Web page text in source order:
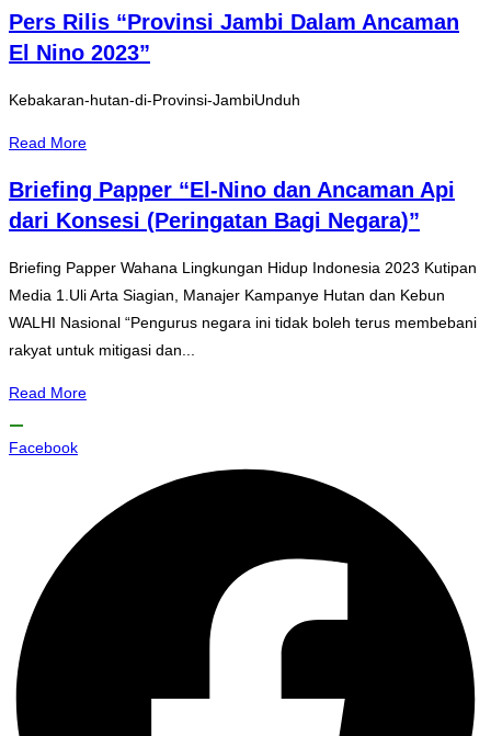
Pers Rilis “Provinsi Jambi Dalam Ancaman
El Nino 2023”
Kebakaran-hutan-di-Provinsi-JambiUnduh
Read More
Briefing Papper “El-Nino dan Ancaman Api
dari Konsesi (Peringatan Bagi Negara)”
Briefing Papper Wahana Lingkungan Hidup Indonesia 2023 Kutipan
Media 1.Uli Arta Siagian, Manajer Kampanye Hutan dan Kebun
WALHI Nasional “Pengurus negara ini tidak boleh terus membebani
rakyat untuk mitigasi dan...
Read More
Facebook